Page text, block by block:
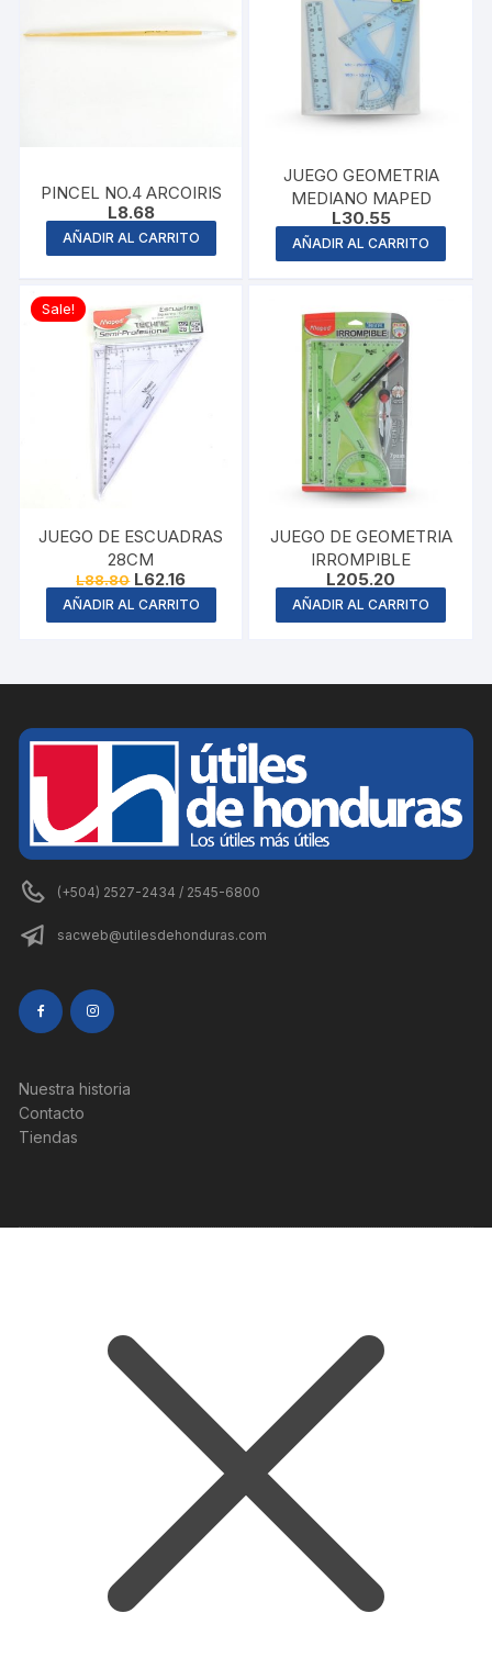
PINCEL NO.4 ARCOIRIS
L8.68
AÑADIR AL CARRITO
JUEGO GEOMETRIA
MEDIANO MAPED
L30.55
AÑADIR AL CARRITO
Sale!
JUEGO DE ESCUADRAS
28CM
L88.80 Original
price
was:
L88.80.
L62.16Current
price
is:
L62.16.
AÑADIR AL CARRITO
JUEGO DE GEOMETRIA
IRROMPIBLE
L205.20
AÑADIR AL CARRITO
(+504) 2527-2434 / 2545-6800
sacweb@utilesdehonduras.com
Nuestra historia
Contacto
Tiendas